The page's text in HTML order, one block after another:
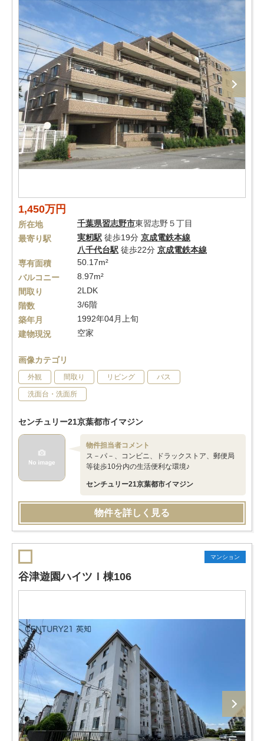
1,450万円
所在地 千葉県習志野市東習志野５丁目
最寄り駅
実籾駅 徒歩19分 京成電鉄本線
八千代台駅 徒歩22分 京成電鉄本線
専有面積
50.17m²
バルコニー
8.97m²
間取り
2LDK
階数
3/6階
築年月
1992年04月上旬
建物現況
空家
画像カテゴリ
外観 間取り リビング バス
洗面台・洗面所
センチュリー21京葉都市イマジン
物件担当者コメント
ス－パ－、コンビニ、ドラックストア、郵便局
等徒歩10分内の生活便利な環境♪
センチュリー21京葉都市イマジン
物件を詳しく見る
マンション
谷津遊園ハイツＩ棟106